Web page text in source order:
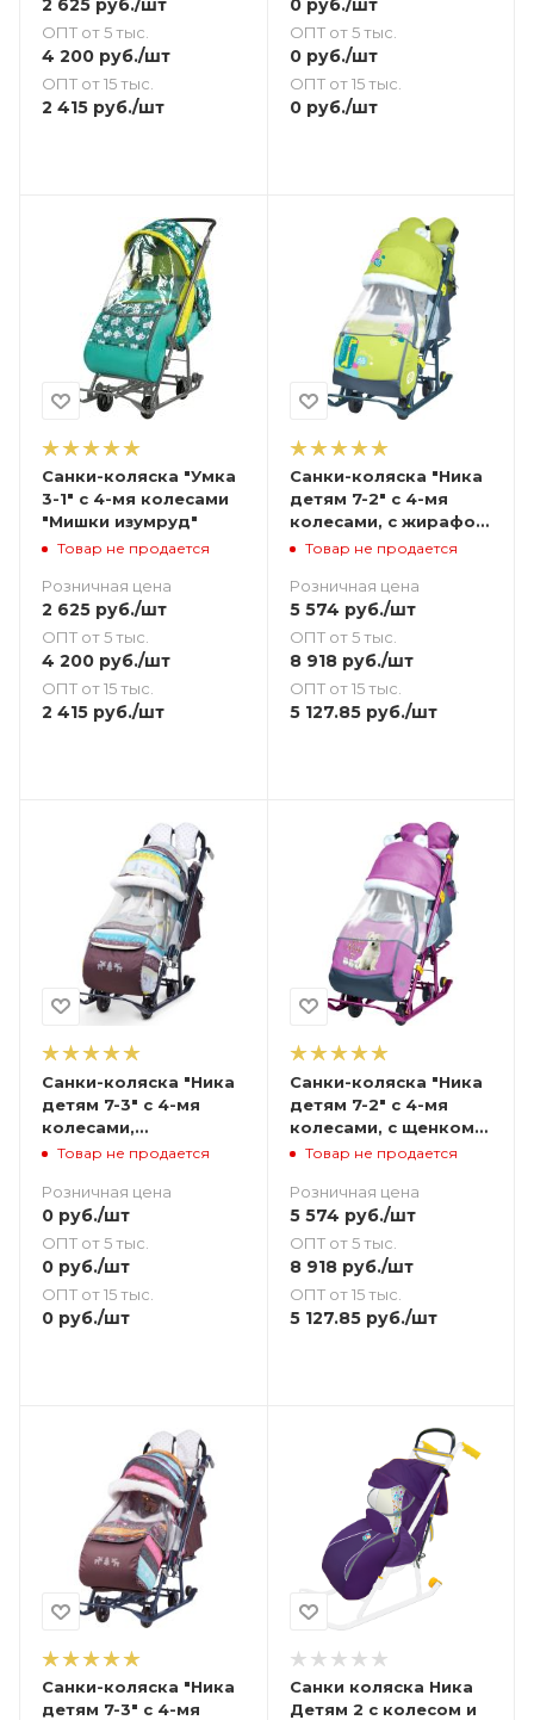
ОПТ от 5 тыс.
4 200 руб./шт
ОПТ от 15 тыс.
2 415 руб./шт
ОПТ от 5 тыс.
0руб./шт
ОПТ от 15 тыс.
0руб./шт
Санки-коляска "Умка
3-1" с 4-мя колесами
"Мишки изумруд"
Товар не продается
Розничная цена
2 625 руб./шт
ОПТ от 5 тыс.
4 200 руб./шт
ОПТ от 15 тыс.
2 415 руб./шт
Санки-коляска "Ника
детям 7-2" с 4-мя
колесами, с жирафом
лимонный
Товар не продается
Розничная цена
5 574 руб./шт
ОПТ от 5 тыс.
8 918руб./шт
ОПТ от 15 тыс.
5 127.85руб./шт
Санки-коляска "Ника
детям 7-3" с 4-мя
колесами,
скандинавский
Товар не продается
Розничная цена
0 руб./шт
ОПТ от 5 тыс.
0 руб./шт
ОПТ от 15 тыс.
0 руб./шт
Санки-коляска "Ника
детям 7-2" с 4-мя
колесами, с щенком
орхидея
Товар не продается
Розничная цена
5 574 руб./шт
ОПТ от 5 тыс.
8 918руб./шт
ОПТ от 15 тыс.
5 127.85руб./шт
Санки-коляска "Ника
детям 7-3" с 4-мя
Санки коляска Ника
Детям 2 с колесом и